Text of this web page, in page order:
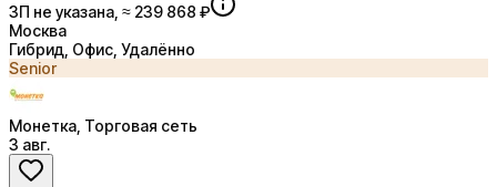
ЗП не указана, ≈ 239 868 ₽
Москва
Гибрид, Офис, Удалённо
Senior
Монетка, Торговая сеть
3 авг.